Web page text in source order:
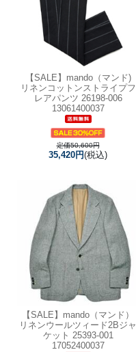
【SALE】 mando（マンド)
リネンコットンストライプフ
レアパンツ 26198-006
13061400037
定価50,600円
35,420円(税込)
【SALE】 mando（マンド）
リネンウールツィード2Bジャ
ケット 25393-001
17052400037